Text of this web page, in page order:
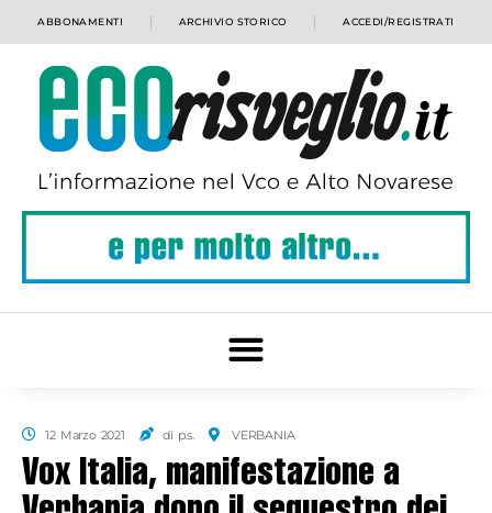
ABBONAMENTI ARCHIVIO STORICO ACCEDI/REGISTRATI
12 Marzo 2021 di p.s. VERBANIA
Vox Italia, manifestazione a